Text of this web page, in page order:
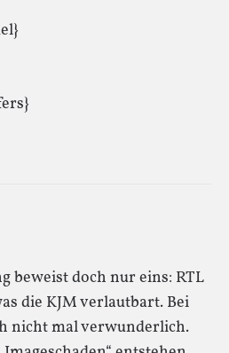
beweist doch nur eins: RTL
die KJM verlautbart. Bei
nicht mal verwunderlich.